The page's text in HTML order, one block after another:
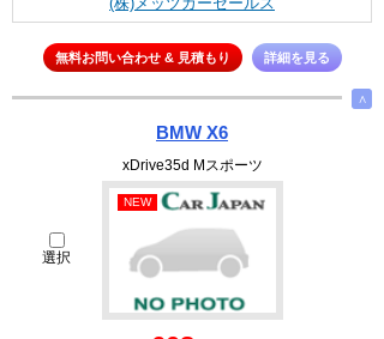
無料お問い合わせ & 見積もり 詳細を見る
∧
BMW X6
xDrive35d Mスポーツ
選択
NEW